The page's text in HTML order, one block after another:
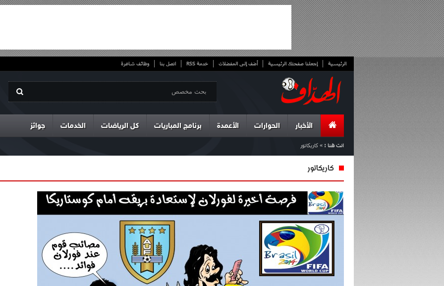
الرئيسية إجعلنا صفحتك الرئيسية أضف إلى المفضلات خدمة RSS اتصل بنا وظائف شاغرة
الأخبار الحوارات الأعمدة برنامج المباريات كل الرياضات الخدمات جوائز
انت هنا : » كاريكاتور
كاريكاتور